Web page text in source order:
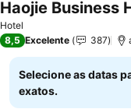
Hotel
Haojie Business
8,5 Excelente 387
Selecione as datas
exatos.